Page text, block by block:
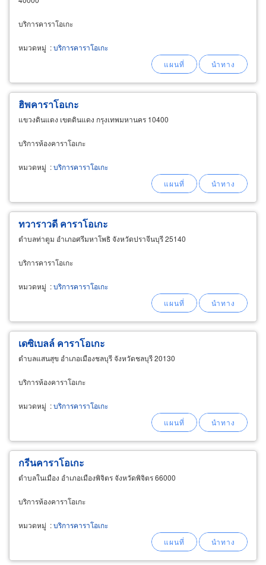
บริการคาราโอเกะ
หมวดหมู่ :บริการคาราโอเกะ
ฮิพคาราโอเกะ
แขวงดินแดง เขตดินแดง กรุงเทพมหานคร 10400
บริการห้องคาราโอเกะ
หมวดหมู่ :บริการคาราโอเกะ
ทวาราวดี คาราโอเกะ
ตำบลท่าตูม อำเภอศรีมหาโพธิ จังหวัดปราจีนบุรี 25140
บริการคาราโอเกะ
หมวดหมู่ :บริการคาราโอเกะ
เดซิเบลล์ คาราโอเกะ
ตำบลแสนสุข อำเภอเมืองชลบุรี จังหวัดชลบุรี 20130
บริการห้องคาราโอเกะ
หมวดหมู่ :บริการคาราโอเกะ
กรีนคาราโอเกะ
ตำบลในเมือง อำเภอเมืองพิจิตร จังหวัดพิจิตร 66000
บริการห้องคาราโอเกะ
หมวดหมู่ :บริการคาราโอเกะ